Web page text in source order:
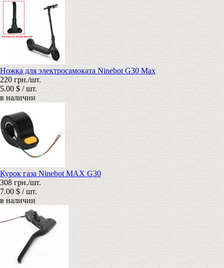
Ножка для электросамоката Ninebot G30 Max
220 грн./шт.
5.00 $ / шт.
в наличии
Курок газа Ninebot MAX G30
308 грн./шт.
7.00 $ / шт.
в наличии